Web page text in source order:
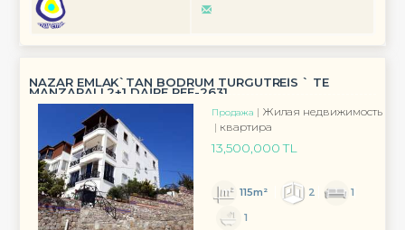
NAZAR EMLAK`TAN BODRUM TURGUTREİS ` TE
MANZARALI 2+1 DAİRE REF-2631
Продажа
Жилая недвижимость
квартира
13,500,000 TL
115m² 2
1
1